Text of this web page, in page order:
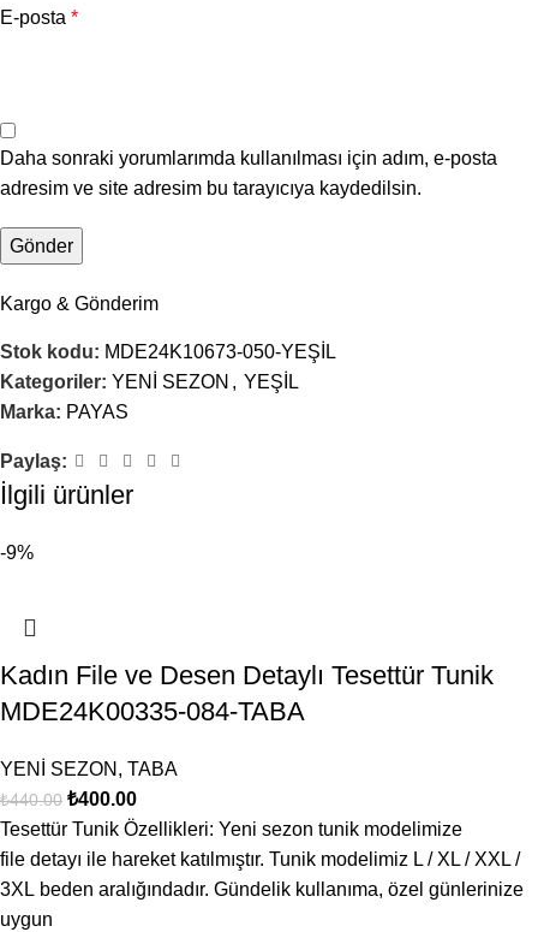
E-posta *
Daha sonraki yorumlarımda kullanılması için adım, e-posta
adresim ve site adresim bu tarayıcıya kaydedilsin.
Kargo & Gönderim
Stok kodu: MDE24K10673-050-YEŞİL
Kategoriler: YENİ SEZON , YEŞİL
Marka: PAYAS
Paylaş:
İlgili ürünler
-9%
Kadın File ve Desen Detaylı Tesettür Tunik
MDE24K00335-084-TABA
YENİ SEZON , TABA
₺440.00 ₺400.00
Tesettür Tunik Özellikleri: Yeni sezon tunik modelimize
file detayı ile hareket katılmıştır. Tunik modelimiz L / XL / XXL /
3XL beden aralığındadır. Gündelik kullanıma, özel günlerinize
uygun